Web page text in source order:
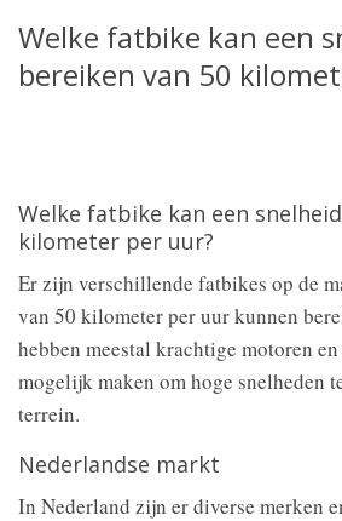
Welke fatbike kan een
bereiken van 50
Welke fatbike kan een
kilometer per uur?
Er zijn verschillende fatbikes op de
van 50 kilometer per uur kunnen
hebben meestal krachtige motoren
mogelijk maken om hoge snelheden
terrein.
Nederlandse markt
In Nederland zijn er diverse merken